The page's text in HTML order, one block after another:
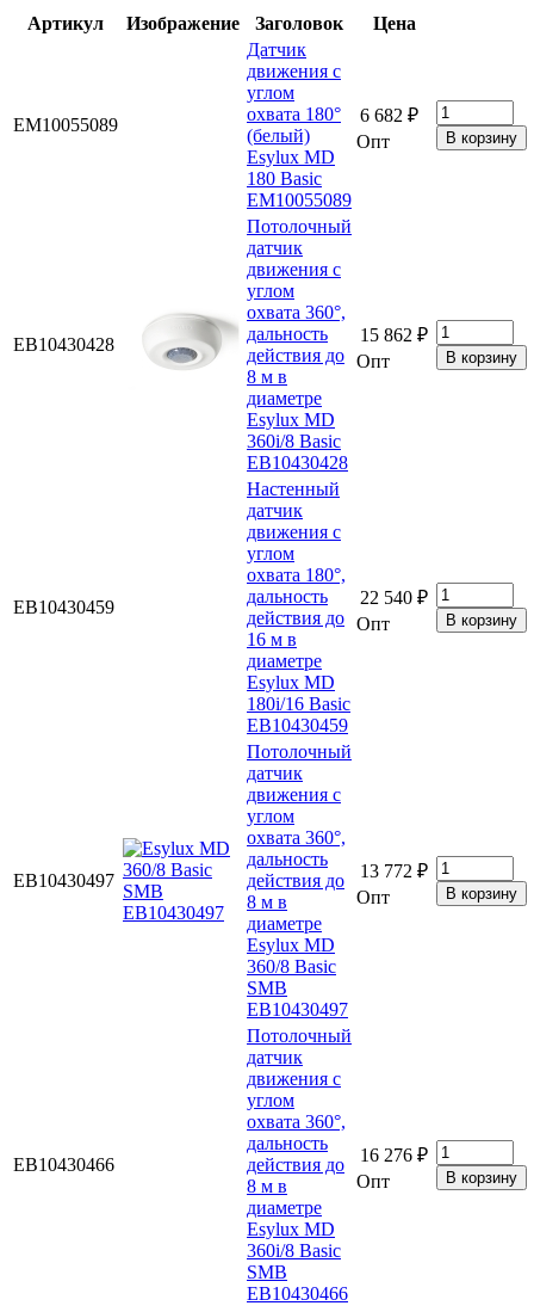
Артикул Изображение Заголовок Цена
EM10055089
Датчик
движения с
углом
охвата 180°
(белый)
Esylux MD
180 Basic
EM10055089
6 682 ₽
Опт
EB10430428
Потолочный
датчик
движения с
углом
охвата 360°,
дальность
действия до
8 м в
диаметре
Esylux MD
360i/8 Basic
EB10430428
15 862 ₽
Опт
EB10430459
Настенный
датчик
движения с
углом
охвата 180°,
дальность
действия до
16 м в
диаметре
Esylux MD
180i/16 Basic
EB10430459
22 540 ₽
Опт
EB10430497
Потолочный
датчик
движения с
углом
охвата 360°,
дальность
действия до
8 м в
диаметре
Esylux MD
360/8 Basic
SMB
EB10430497
13 772 ₽
Опт
EB10430466
Потолочный
датчик
движения с
углом
охвата 360°,
дальность
действия до
8 м в
диаметре
Esylux MD
360i/8 Basic
SMB
EB10430466
16 276 ₽
Опт